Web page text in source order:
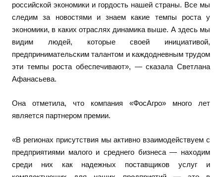
российской экономики и гордость нашей страны. Все мы
следим за новостями и знаем какие темпы роста у
экономики, в каких отраслях динамика выше. А здесь мы
видим людей, которые своей инициативой,
предпринимательским талантом и каждодневным трудом
эти темпы роста обеспечивают», — сказала Светлана
Афанасьева.
Она отметила, что компания «ФосАгро» много лет
является партнером премии.
«В регионах присутствия мы активно взаимодействуем с
предприятиями малого и среднего бизнеса — находим
среди них как надежных поставщиков услуг и